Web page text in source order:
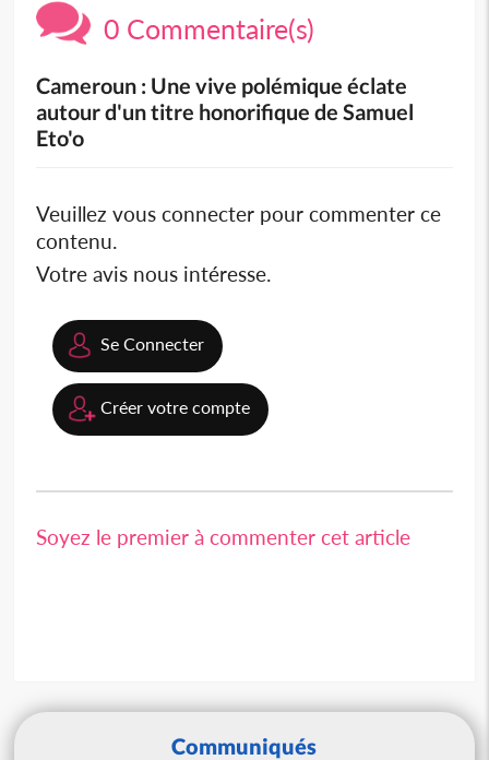
0 Commentaire(s)
Cameroun : Une vive polémique éclate
autour d'un titre honorifique de Samuel
Eto'o
Veuillez vous connecter pour commenter ce
contenu.
Votre avis nous intéresse.
Se Connecter
Créer votre compte
Soyez le premier à commenter cet article
Communiqués